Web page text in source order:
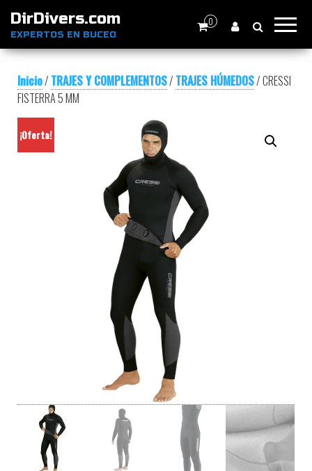
DirDivers.com
EXPERTOS EN BUCEO
0
Inicio/ TRAJES Y COMPLEMENTOS/ TRAJES HÚMEDOS/ CRESSI
FISTERRA 5 MM
¡Oferta!